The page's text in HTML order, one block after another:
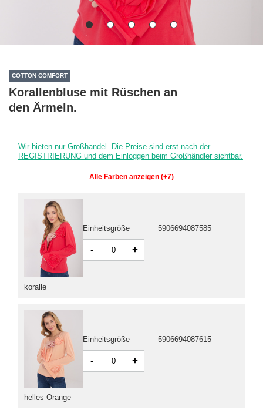
COTTON COMFORT
Korallenbluse mit Rüschen an
den Ärmeln.
Wir bieten nur Großhandel. Die Preise sind erst nach der
REGISTRIERUNG und dem Einloggen beim Großhändler sichtbar.
Alle Farben anzeigen (+7)
helles Orange
Einheitsgröße 5906694087615
- +
koralle
Einheitsgröße 5906694087585
- +